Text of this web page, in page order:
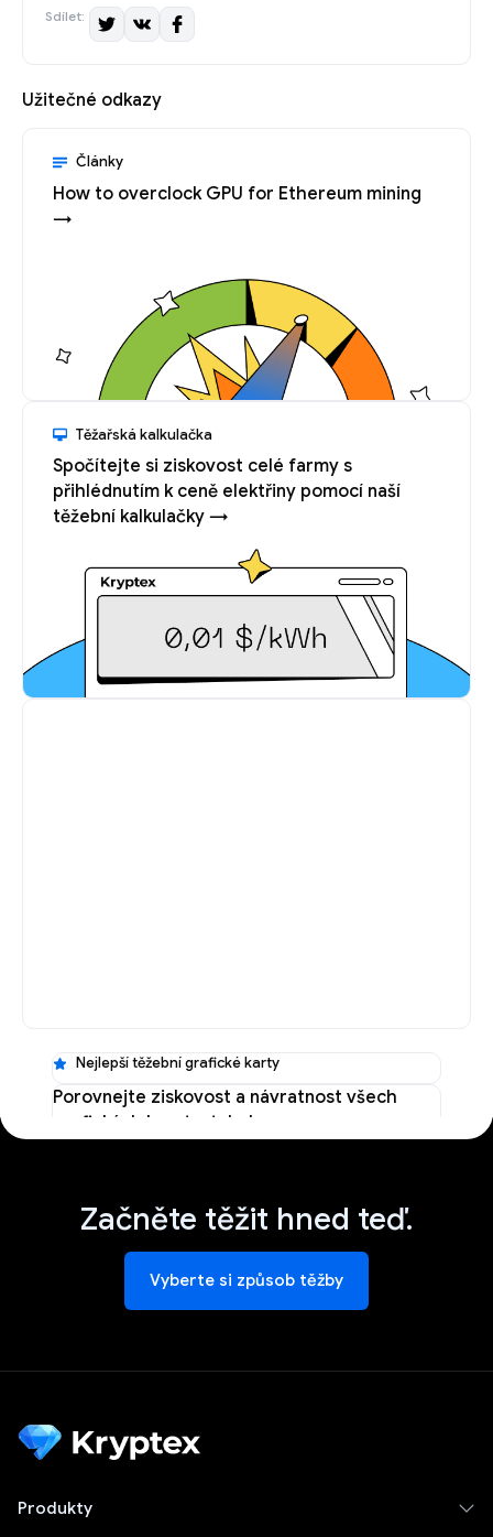
Sdílet:
Užitečné odkazy
Články
How to overclock GPU for Ethereum mining
→
Těžařská kalkulačka
Spočítejte si ziskovost celé farmy s
přihlédnutím k ceně elektřiny pomocí naší
těžební kalkulačky →
Nejlepší těžební grafické karty
Porovnejte ziskovost a návratnost všech
grafických karet v tabulce
Začněte těžit hned teď.
Vyberte si způsob těžby
Produkty